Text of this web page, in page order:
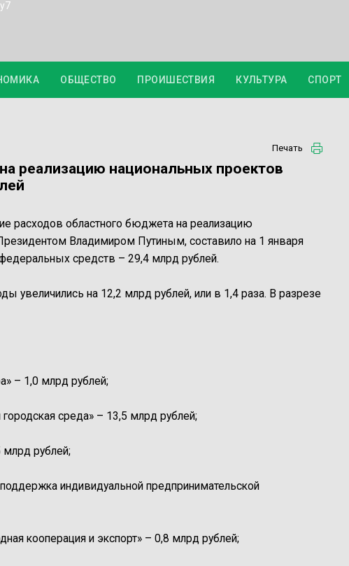
ОБЩЕСТВО ПРОИШЕСТВИЯ КУЛЬТУРА СПОРТ
Печать
реализацию национальных проектов
расходов областного бюджета на реализацию
Владимиром Путиным, составило на 1 января
средств – 29,4 млрд рублей.
увеличились на 12,2 млрд рублей, или в 1,4 раза. В разрезе
– 1,0 млрд рублей;
среда» – 13,5 млрд рублей;
млрд рублей;
индивидуальной предпринимательской
кооперация и экспорт» – 0,8 млрд рублей;